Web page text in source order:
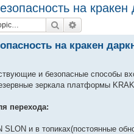
на
Search
на кракен
и безопасные способы
зеркала платформы
перехода:
и в топиках(постоянные